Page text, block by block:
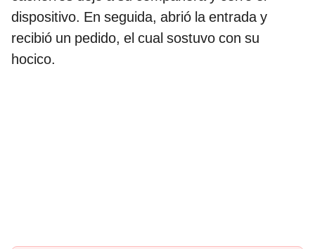
dispositivo. En seguida, abrió la entrada y
recibió un pedido, el cual sostuvo con su
hocico.